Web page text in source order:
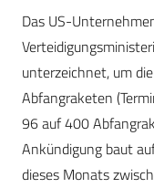
Das US-
unterzeichnet, um
Abfangraketen
96 auf 400
Ankündigung baut
dieses Monats